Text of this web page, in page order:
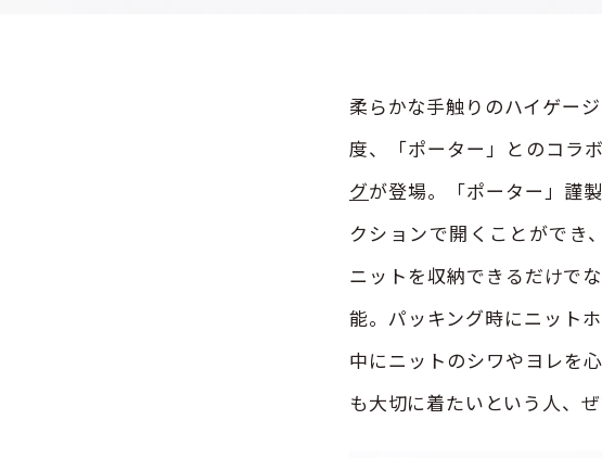
柔らかな手触りのハイゲー
度、「ポーター」とのコラ
グが登場。「ポーター」謹
クションで開くことができ
ニットを収納できるだけで
能。パッキング時にニット
中にニットのシワやヨレを
も大切に着たいという人、